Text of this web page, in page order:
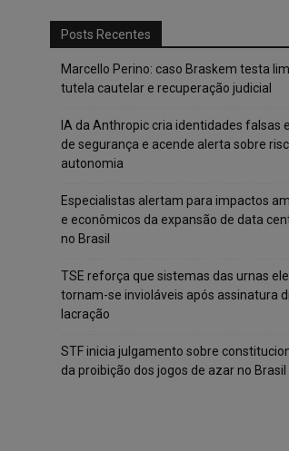
Posts Recentes
Marcello Perino: caso Braskem testa
tutela cautelar e recuperação judicial
IA da Anthropic cria identidades falsas
de segurança e acende alerta sobre
autonomia
Especialistas alertam para impactos
e econômicos da expansão de data
no Brasil
TSE reforça que sistemas das urnas
tornam-se invioláveis após assinatura
lacração
STF inicia julgamento sobre
da proibição dos jogos de azar no Brasil